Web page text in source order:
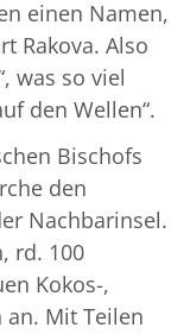
einen Namen,
Rakova. Also
was so viel
den Wellen“.
Bischofs
den
Nachbarinsel.
rd. 100
Kokos-,
an. Mit Teilen